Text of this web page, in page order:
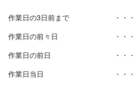
作業日の3日前まで ・・・
作業日の前々日
・・・
作業日の前日
・・・
作業日当日
・・・